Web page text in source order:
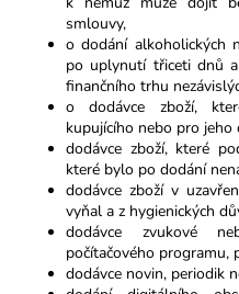
smlouvy,
o dodání alkoholických
po uplynutí třiceti dnů a
finančního trhu
o dodávce zboží,
kupujícího nebo pro jeho
dodávce zboží, které
které bylo po dodání
dodávce zboží v
vyňal a z hygienických
dodávce zvukové
počítačového programu,
dodávce novin, periodik